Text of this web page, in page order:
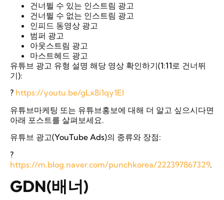
건너뛸 수 있는 인스트림 광고
건너뛸 수 없는 인스트림 광고
인피드 동영상 광고
범퍼 광고
아웃스트림 광고
마스트헤드 광고
유튜브 광고 유형 설명 해당 영상 확인하기(1:11로 건너뛰
기):
? https://youtu.be/gLx8i1qy1EI
유튜브마케팅 또는 유튜브홍보에 대해 더 알고 싶으시다면
아래 포스트를 살펴보세요.
유튜브 광고(YouTube Ads)의 종류와 장점:
?
https://m.blog.naver.com/punchkorea/222397867329.
GDN(배너)